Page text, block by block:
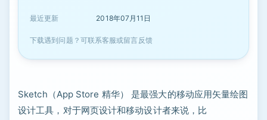
最近更新 2018年07月11日
下载遇到问题？可联系客服或留言反馈
Sketch（App Store 精华） 是最强大的移动应用矢量绘图
设计工具，对于网页设计和移动设计者来说，比